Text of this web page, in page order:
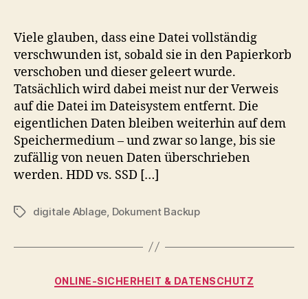
Viele glauben, dass eine Datei vollständig
verschwunden ist, sobald sie in den Papierkorb
verschoben und dieser geleert wurde.
Tatsächlich wird dabei meist nur der Verweis
auf die Datei im Dateisystem entfernt. Die
eigentlichen Daten bleiben weiterhin auf dem
Speichermedium – und zwar so lange, bis sie
zufällig von neuen Daten überschrieben
werden. HDD vs. SSD […]
Schlagwörter
digitale Ablage Dokument Backup
Kategorien
ONLINE‑SICHERHEIT & DATENSCHUTZ